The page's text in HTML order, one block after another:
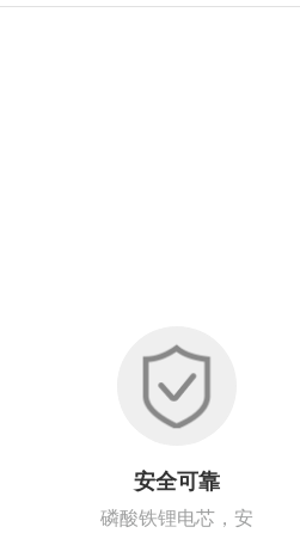
安全可靠
磷酸铁锂电芯，安